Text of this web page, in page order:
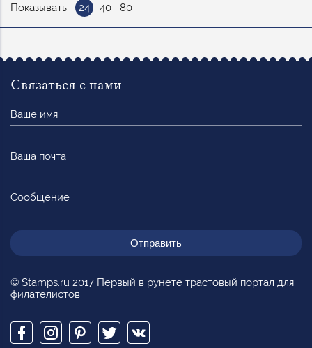
Показывать 24 40 80
© Stamps.ru 2017 Первый в рунете трастовый портал для
филателистов
Связаться с нами
имя
почта
Сообщение